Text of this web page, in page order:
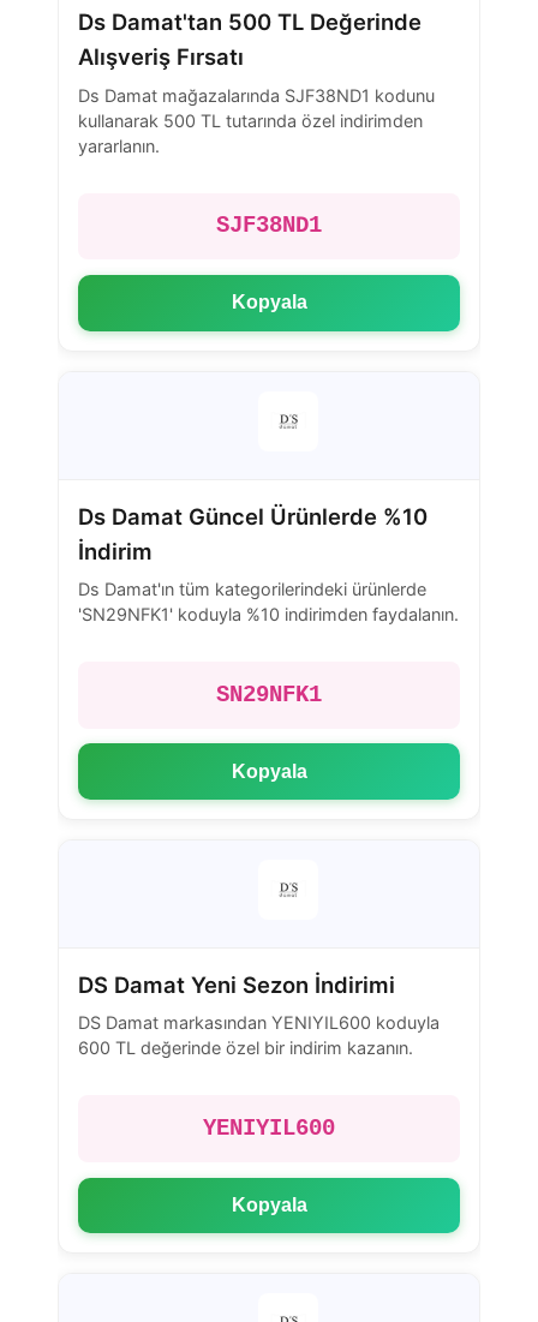
Ds Damat'tan 500 TL Değerinde
Alışveriş Fırsatı
Ds Damat mağazalarında SJF38ND1 kodunu
kullanarak 500 TL tutarında özel indirimden
yararlanın.
SJF38ND1
Kopyala
Ds Damat Güncel Ürünlerde %10
İndirim
Ds Damat'ın tüm kategorilerindeki ürünlerde
'SN29NFK1' koduyla %10 indirimden faydalanın.
SN29NFK1
Kopyala
DS Damat Yeni Sezon İndirimi
DS Damat markasından YENIYIL600 koduyla
600 TL değerinde özel bir indirim kazanın.
YENIYIL600
Kopyala